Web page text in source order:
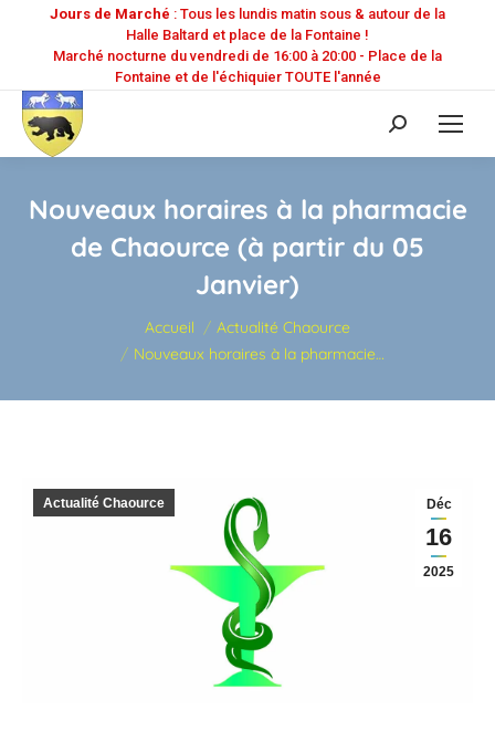
Jours de Marché : Tous les lundis matin sous & autour de la
Halle Baltard et place de la Fontaine !
Marché nocturne du vendredi de 16:00 à 20:00 - Place de la
Fontaine et de l'échiquier TOUTE l'année
Recherche
:
Nouveaux horaires à la pharmacie
de Chaource (à partir du 05
Janvier)
Accueil
Actualité Chaource
Nouveaux horaires à la pharmacie…
Déc
16
2025
Actualité Chaource